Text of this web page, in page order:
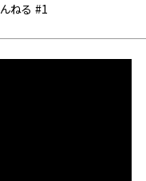
ねる #1